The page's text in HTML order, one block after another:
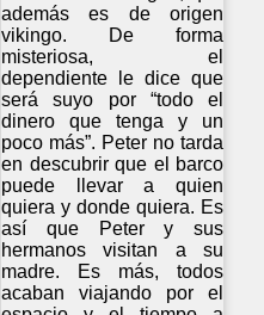
además es de origen
vikingo. De forma
misteriosa, el
dependiente le dice que
será suyo por “todo el
dinero que tenga y un
poco más”. Peter no tarda
en descubrir que el barco
puede llevar a quien
quiera y donde quiera. Es
así que Peter y sus
hermanos visitan a su
madre. Es más, todos
acaban viajando por el